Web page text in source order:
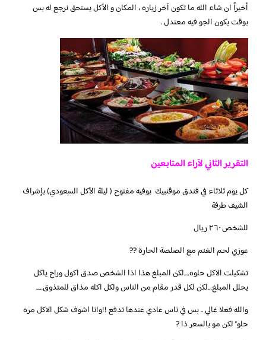
أخيراً ان شاء الله ما تكون آخر زياره ، المكان و الأكل يستحق نرجع له بس
بوقت يكون الجو فيه معتدل .
التقرير الثاني لآراء المتابعين
‏كل يوم ثلاثاء في فندق موڤنبيك بوفيه مفتوح ( ليلة الأكل السعودي) بإشراف
الشيف طرفة
للشخص ٢٦٠ ريال
عوزي لحم الغنم مع الصلصة الحارة ??
‏‎‎تشكيلت الاكل حلوه….لكن المبلغ هذا اذا الشخص صدق اكول وراح ياكل
يحلل المبلغ…لكن لكل قدر مقام من الناس ولكل اكله مذاق للمتذوق…..
‏‎‎والله فعلا غالي .. بس في ناس عادي عندها تدفع !!وانا اشوف شكل الاكل مره
حلو’’ لكن مو بالسعر ذا ?